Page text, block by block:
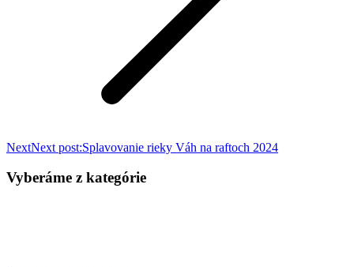
NextNext post:Splavovanie rieky Váh na raftoch 2024
Vyberáme z kategórie